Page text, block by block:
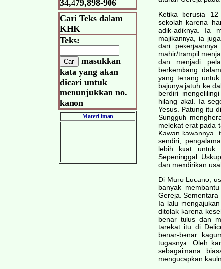
34,479,898-906
Cari Teks dalam
KHK
Teks:
masukkan
kata yang akan
dicari untuk
menunjukkan no.
kanon
Materi iman
Ketika berusia
sekolah karena
adik-adiknya. Ia
majikannya, ia
dari
mahir/trampil
dan menjadi
berkembang
yang tenang
bajunya jatuh ke
berdiri
hilang akal. Ia
Yesus. Patung itu
Sungguh
melekat erat pada
Kawan-
sendiri,
lebih kuat untuk
Sepeninggal
dan mendirikan
Di Muro Lucano,
banyak
Gereja. Sementara
Ia lalu
ditolak karena
benar tulus dan
tarekat itu di
benar-benar
tugasnya. Oleh
sebagaimana
mengucapkan